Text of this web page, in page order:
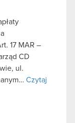
17 MAR –
CD
ul.
Czytaj